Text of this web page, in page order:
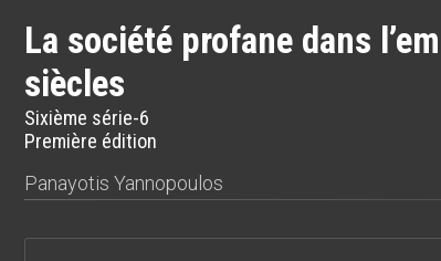
La société profane dans
siècles
Sixième série-6
Première édition
Panayotis Yannopoulos